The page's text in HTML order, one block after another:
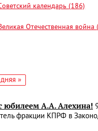
календарь (186)
Отечественная война
»
юбилеем А.А. Алехина!
фракции КПРФ в